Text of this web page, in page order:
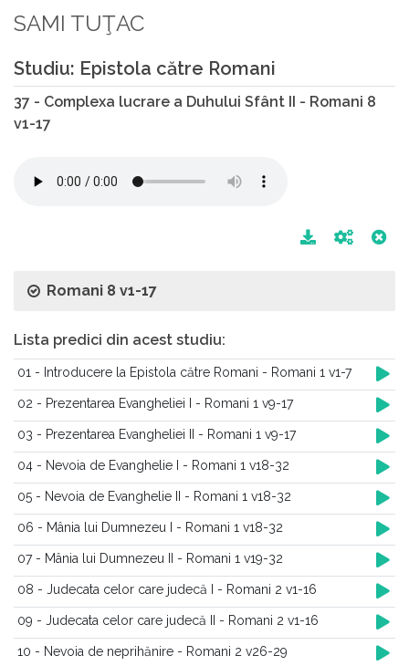
SAMI TUŢAC
Studiu: Epistola către Romani
37 - Complexa lucrare a Duhului Sfânt II - Romani 8
v1-17
Romani 8 v1-17
Lista predici din acest studiu:
01 - Introducere la Epistola către Romani - Romani 1 v1-7
02 - Prezentarea Evangheliei I - Romani 1 v9-17
03 - Prezentarea Evangheliei II - Romani 1 v9-17
04 - Nevoia de Evanghelie I - Romani 1 v18-32
05 - Nevoia de Evanghelie II - Romani 1 v18-32
06 - Mânia lui Dumnezeu I - Romani 1 v18-32
07 - Mânia lui Dumnezeu II - Romani 1 v19-32
08 - Judecata celor care judecă I - Romani 2 v1-16
09 - Judecata celor care judecă II - Romani 2 v1-16
10 - Nevoia de neprihănire - Romani 2 v26-29